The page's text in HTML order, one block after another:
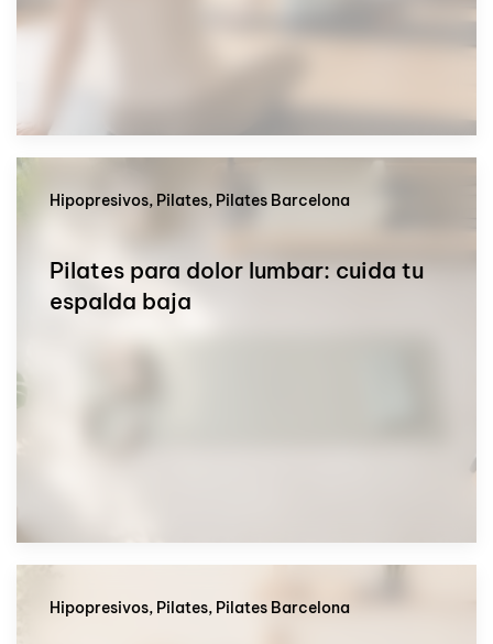
Hipopresivos, Pilates, Pilates Barcelona
Pilates para dolor lumbar: cuida tu
espalda baja
Hipopresivos, Pilates, Pilates Barcelona